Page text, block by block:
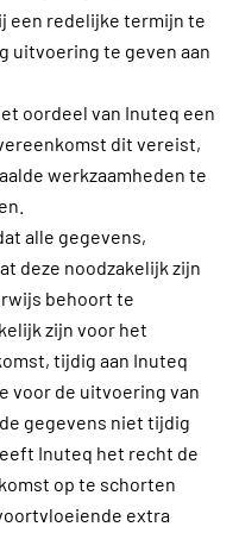
een redelijke termijn te
uitvoering te geven aan
oordeel van Inuteq een
dit vereist,
werkzaamheden te
alle gegevens,
deze noodzakelijk zijn
behoort te
zijn voor het
tijdig aan Inuteq
voor de uitvoering van
gegevens niet tijdig
Inuteq het recht de
op te schorten
extra